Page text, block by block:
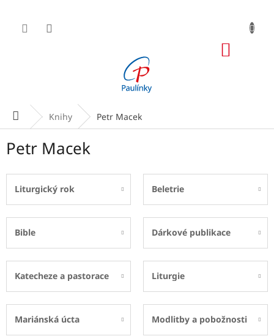
obsah
Domů Knihy Petr Macek
Petr Macek
Liturgický rok Beletrie
Bible Dárkové publikace
Katecheze a pastorace Liturgie
Mariánská úcta Modlitby a pobožnosti